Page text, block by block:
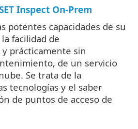
Inspect On-Prem
potentes capacidades de su
facilidad de
prácticamente sin
de un servicio
Se trata de la
tecnologías y el saber
de puntos de acceso de